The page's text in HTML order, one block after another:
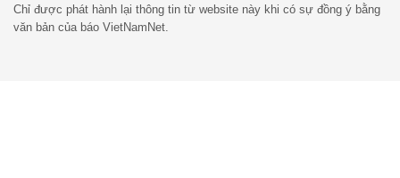
Chỉ được phát hành lại thông tin từ website này khi có sự đồng ý bằng
văn bản của báo VietNamNet.